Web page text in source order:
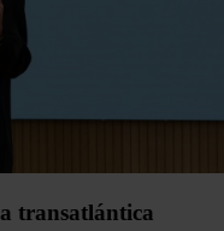
transatlántica